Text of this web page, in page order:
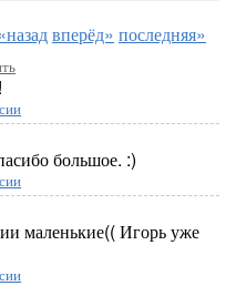
вперёд» последняя»
большое. :)
маленькие(( Игорь уже